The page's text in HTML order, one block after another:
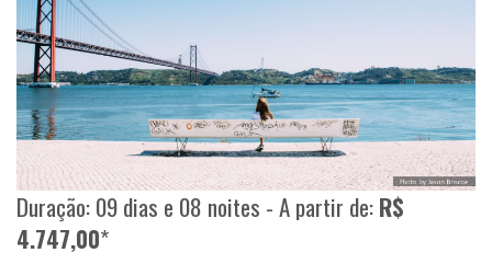
Duração: 09 dias e 08 noites - A partir de:R$
4.747,00*